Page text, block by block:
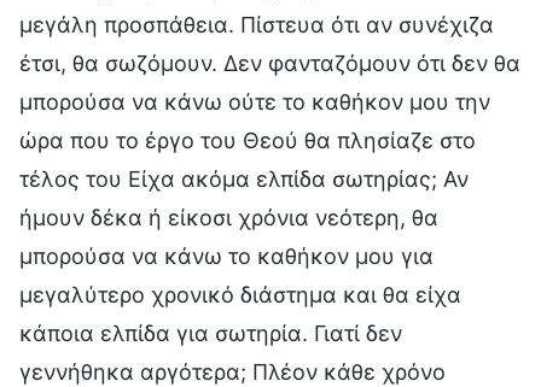
μεγάλη προσπάθεια. Πίστευα ότι αν συνέχιζα
έτσι, θα σωζόμουν. Δεν φανταζόμουν ότι δεν θα
μπορούσα να κάνω ούτε το καθήκον μου την
ώρα που το έργο του Θεού θα πλησίαζε στο
τέλος του Είχα ακόμα ελπίδα σωτηρίας; Αν
ήμουν δέκα ή είκοσι χρόνια νεότερη, θα
μπορούσα να κάνω το καθήκον μου για
μεγαλύτερο χρονικό διάστημα και θα είχα
κάποια ελπίδα για σωτηρία. Γιατί δεν
γεννήθηκα αργότερα; Πλέον κάθε χρόνο